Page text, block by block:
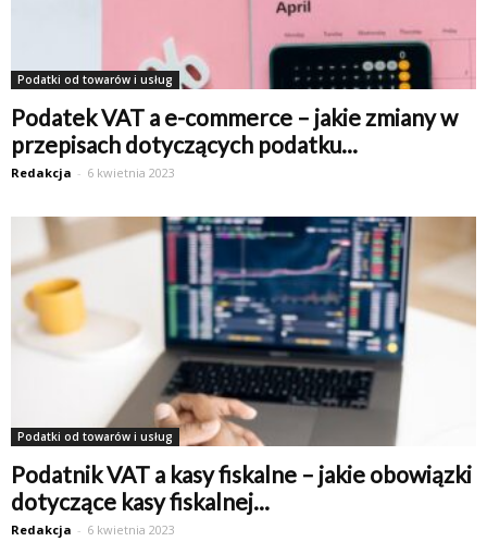
Podatki od towarów i usług
Podatek VAT a e-commerce – jakie zmiany w
przepisach dotyczących podatku...
Redakcja - 6 kwietnia 2023
Podatki od towarów i usług
Podatnik VAT a kasy fiskalne – jakie obowiązki
dotyczące kasy fiskalnej...
Redakcja - 6 kwietnia 2023